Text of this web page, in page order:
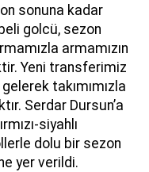
sonuna kadar
golcü, sezon
armamızın
Yeni transferimiz
takımımızla
Serdar Dursun’a
siyahlı
dolu bir sezon
yer verildi.